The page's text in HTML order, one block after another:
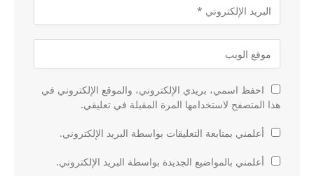
احفظ اسمي، بريدي الإلكتروني، والموقع الإلكتروني في
هذا المتصفح لاستخدامها المرة المقبلة في تعليقي.
أعلمني بمتابعة التعليقات بواسطة البريد الإلكتروني.
أعلمني بالمواضيع الجديدة بواسطة البريد الإلكتروني.